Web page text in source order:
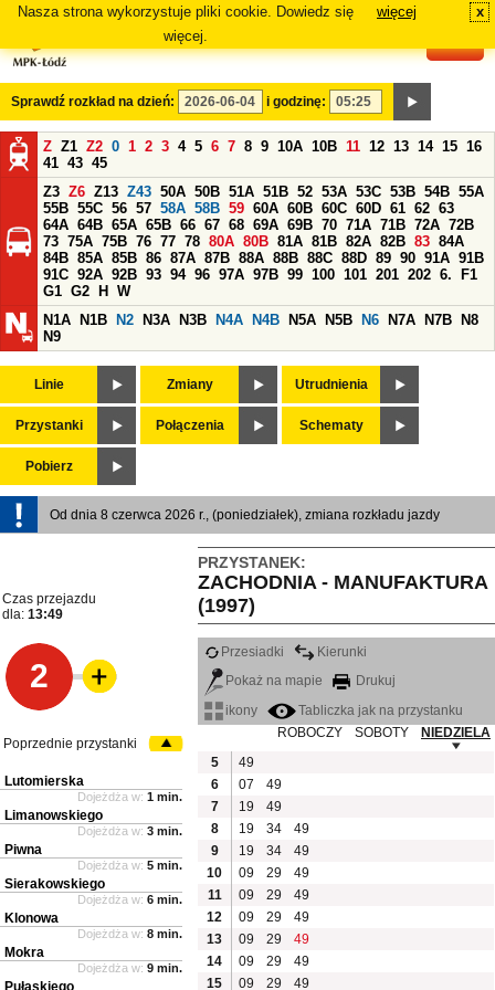
Nasza strona wykorzystuje pliki cookie. Dowiedz się
więcej.
więcej x
Sprawdź rozkład na dzień: i godzinę:
Z Z1 Z2 0 1 2 3 4 5 6 7 8 9 10A 10B 11 12 13 14 15 16
41 43 45
Z3 Z6 Z13 Z43 50A 50B 51A 51B 52 53A 53C 53B 54B 55A
55B 55C 56 57 58A 58B 59 60A 60B 60C 60D 61 62 63
64A 64B 65A 65B 66 67 68 69A 69B 70 71A 71B 72A 72B
73 75A 75B 76 77 78 80A 80B 81A 81B 82A 82B 83 84A
84B 85A 85B 86 87A 87B 88A 88B 88C 88D 89 90 91A 91B
91C 92A 92B 93 94 96 97A 97B 99 100 101 201 202 6.
F1
G1 G2 H
W
N1A
N1B N2 N3A N3B N4A N4B N5A N5B N6 N7A N7B
N8
N9
Linie Zmiany Utrudnienia
Przystanki Połączenia Schematy
Pobierz
Od dnia 8 czerwca 2026 r., (poniedziałek), zmiana rozkładu jazdy
PRZYSTANEK:
ZACHODNIA - MANUFAKTURA
(1997)
Czas przejazdu
dla: 13:49
2
Przesiadki
Kierunki
Pokaż na mapie
Drukuj
ikony
Tabliczka jak na przystanku
ROBOCZY
SOBOTY
NIEDZIELA
5
49
6
07
49
7
19
49
8
19 34
49
9
19 34
49
10
09 29
49
11
09 29
49
12
09 29
49
13
09 29
49
14
09 29
49
15
09 29 49
Poprzednie przystanki
Lutomierska
Dojeżdża w: 1 min.
Limanowskiego
Dojeżdża w: 3 min.
Piwna
Dojeżdża w: 5 min.
Sierakowskiego
Dojeżdża w: 6 min.
Klonowa
Dojeżdża w: 8 min.
Mokra
Dojeżdża w: 9 min.
Pułaskiego